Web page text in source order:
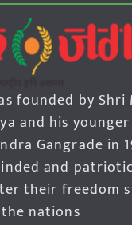
founded by Shri
and his
Gangrade in
and
their freedom
nations